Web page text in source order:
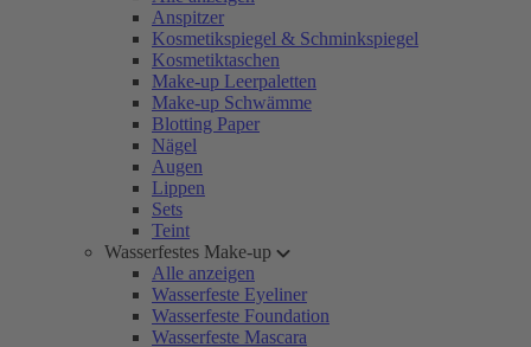
Anspitzer
Kosmetikspiegel & Schminkspiegel
Kosmetiktaschen
Make-up Leerpaletten
Make-up Schwämme
Blotting Paper
Nägel
Augen
Lippen
Sets
Teint
Wasserfestes Make-up
Alle anzeigen
Wasserfeste Eyeliner
Wasserfeste Foundation
Wasserfeste Mascara